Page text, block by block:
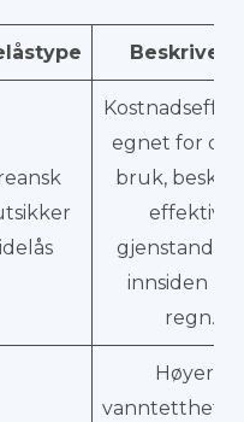
egnet for
bruk,
effektivt
gjenstander
innsiden
regn.
Høyere